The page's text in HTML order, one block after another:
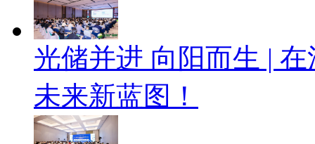
光储并进 向阳而生 |
未来新蓝图！